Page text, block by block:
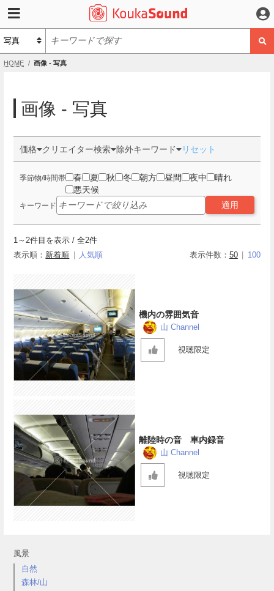
HOME 画像 - 写真
風景
自然
森林/山
画像 - 写真
価格 クリエイター検索 除外キーワード リセット
季節物/時間帯 春 夏 秋 冬 朝方 昼間 夜中
晴れ
悪天候
キーワード 適用
1 ～ 2件目を表示 / 全2件
表示順： 新着順 人気順 表示件数： 50 100
機内の雰囲気音
山 Channel
視聴限定
離陸時の音 車内録音
山 Channel
視聴限定